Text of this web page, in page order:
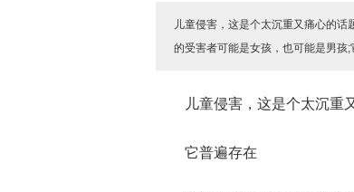
儿童侵害，这是个太沉重又痛心的
的受害者可能是女孩，也可能是男孩
儿童侵害，这是个太沉重
它普遍存在